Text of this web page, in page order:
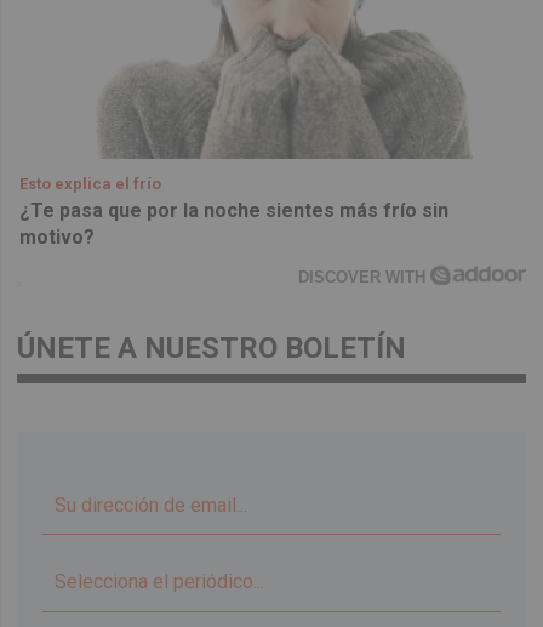
Esto explica el frío
¿Te pasa que por la noche sientes más frío sin
motivo?
DISCOVER WITH
ÚNETE A NUESTRO BOLETÍN